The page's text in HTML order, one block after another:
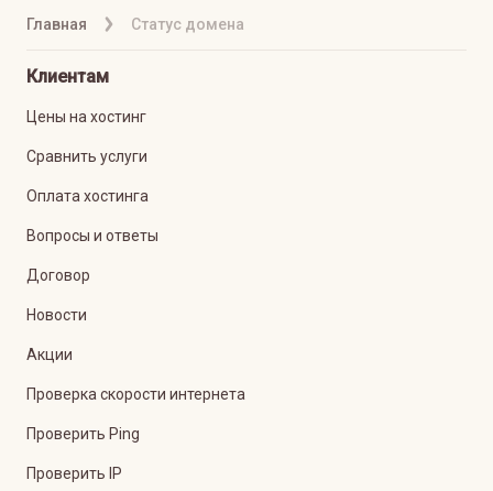
Главная Статус домена
Клиентам
Цены на хостинг
Сравнить услуги
Оплата хостинга
Вопросы и ответы
Договор
Новости
Акции
Проверка скорости интернета
Проверить Ping
Проверить IP